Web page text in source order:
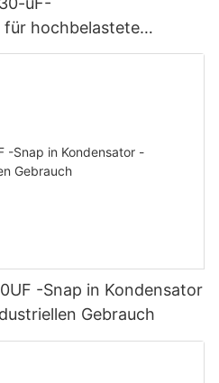
hochbelastete
-Snap in Kondensator
Gebrauch